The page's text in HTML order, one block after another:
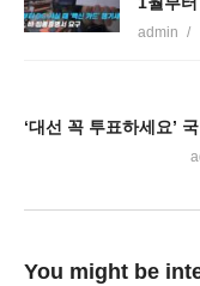
admin
You might be